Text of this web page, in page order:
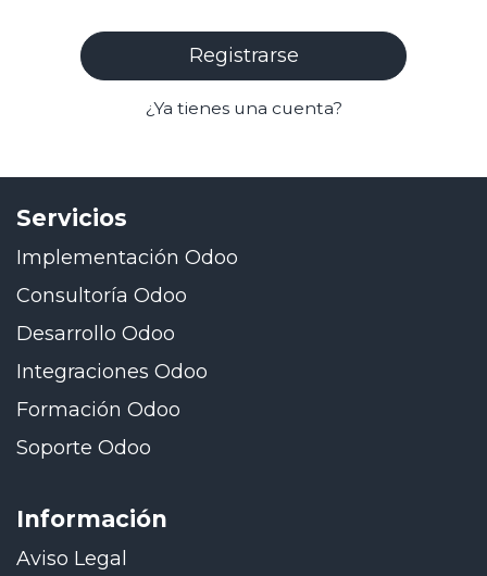
Registrarse
¿Ya tienes una cuenta?
Servicios
Implementación Odoo
Consultoría Odoo
Desarrollo Odoo
Integraciones Odoo
Formación Odoo
Soporte Odoo
Información
Aviso Legal